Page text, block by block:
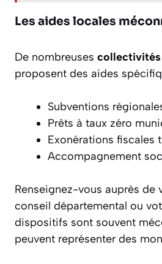
Les aides locales
De nombreuses
proposent des aides
Subventions
Prêts à taux zéro
Exonérations fiscales
Accompagnement
Renseignez-vous auprès de
conseil départemental ou
dispositifs sont souvent
peuvent représenter des